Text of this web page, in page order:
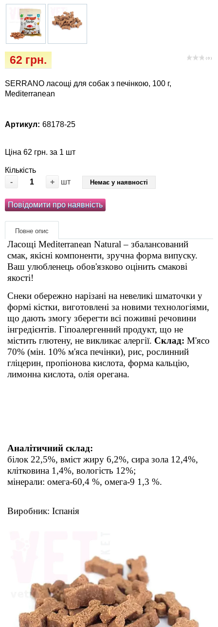
( 0 )
62 грн.
SERRANO ласощі для собак з печінкою, 100 г,
Mediterranean
Артикул: 68178-25
Ціна 62 грн. за 1 шт
Кількість
-
+ шт Немає у наявності
Повідомити про наявність
Повне опис
Ласощі Mediterranean Natural – збалансований
смак, якісні компоненти, зручна форма випуску.
Ваш улюбленець обов'язково оцінить смакові
якості!
Снеки обережно нарізані на невеликі шматочки у
формі кістки, виготовлені за новими технологіями,
що дають змогу зберегти всі поживні речовини
інгредієнтів. Гіпоалергенний продукт, що не
містить глютену, не викликає алергії. Склад: М'ясо
70% (мін. 10% м'яса печінки), рис, рослинний
гліцерин, пропіонова кислота, форма кальцію,
лимонна кислота, олія орегана.
Аналітичний склад:
білок 22,5%, вміст жиру 6,2%, сира зола 12,4%,
клітковина 1,4%, вологість 12%;
мінерали: омега-60,4 %, омега-9 1,3 %.
Виробник: Іспанія
Ласощі та корма
Vet Diet Canine Wet - ветеринарные диеты
для собак
Лежаки, будиночки, охолоджуючи
килимки
Миски, автогодівниці, поілки
матеріали
Подарункові сертифікати
Товари для голубів
Товари для гризунів
Товари для коней
Товари для людей
Хозряд - господарчі товари оптом
Популярні зоотоварі
Архів / Знято з виробництва